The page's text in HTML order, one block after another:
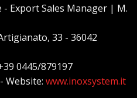
- Export Sales Manager | M.
33 - 36042
0445/879197
- Website: www.inoxsystem.it